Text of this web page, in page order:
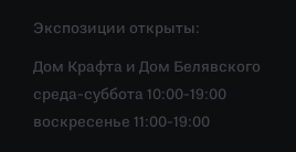
Экспозиции открыты:
Дом Крафта и Дом Белявского
среда-суббота 10:00-19:00
воскресенье 11:00-19:00